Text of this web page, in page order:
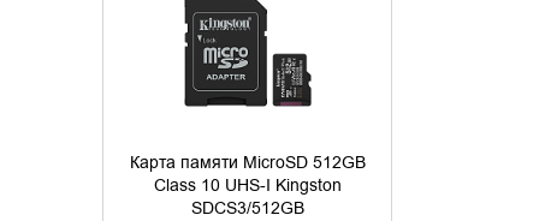
Карта памяти MicroSD 512GB
Class 10 UHS-I Kingston
SDCS3/512GB
КУПИТЬ В 1 КЛИК